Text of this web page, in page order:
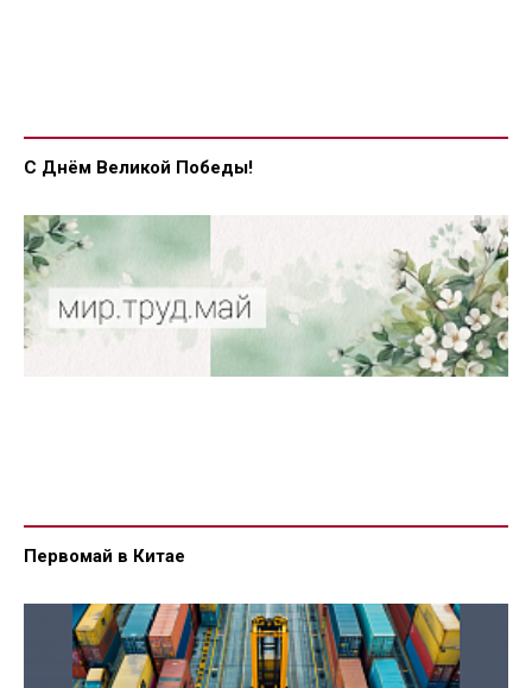
С Днём Великой Победы!
Первомай в Китае